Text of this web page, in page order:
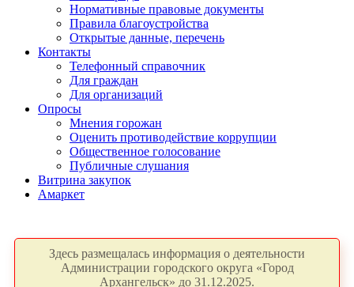
Нормативные правовые документы
Правила благоустройства
Открытые данные, перечень
Контакты
Телефонный справочник
Для граждан
Для организаций
Опросы
Мнения горожан
Оценить противодействие коррупции
Общественное голосование
Публичные слушания
Витрина закупок
Амаркет
Здесь размещалась информация о деятельности
Администрации городского округа «Город
Архангельск» до 31.12.2025.